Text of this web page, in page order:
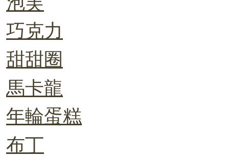
巧克力
甜甜圈
馬卡龍
年輪蛋糕
布丁